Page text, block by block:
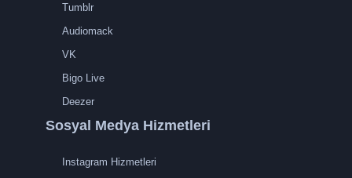
Tumblr
Audiomack
VK
Bigo Live
Deezer
Sosyal Medya Hizmetleri
Instagram Hizmetleri